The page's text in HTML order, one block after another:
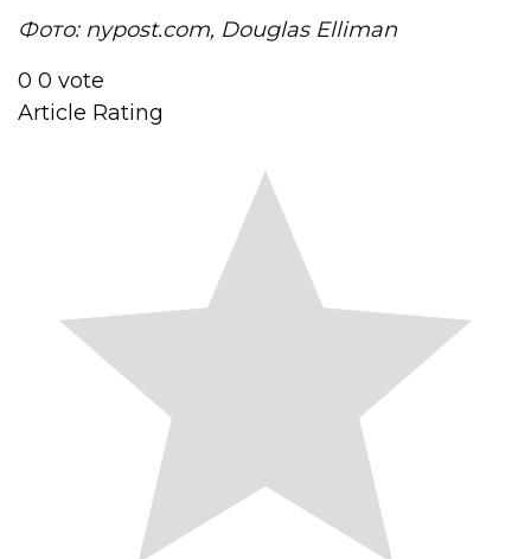
Фото: nypost.com, Douglas Elliman
0 0 vote
Article Rating